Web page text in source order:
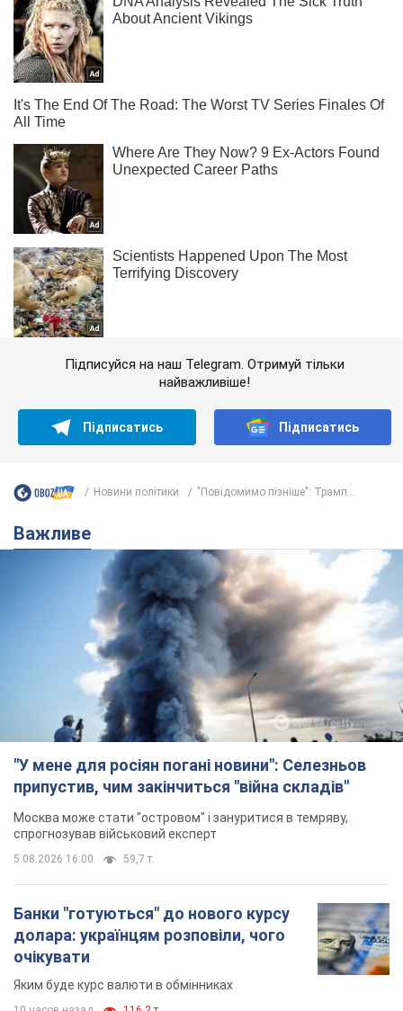
Підписуйся на наш Telegram. Отримуй тільки
найважливіше!
Підписатись Підписатись
Новини політики "Повідомимо пізніше": Трамп...
Важливе
"У мене для росіян погані новини": Селезньов
припустив, чим закінчиться "війна складів"
Москва може стати "островом" і зануритися в темряву,
спрогнозував військовий експерт
5.08.2026 16:00 59,7 т.
Банки "готуються" до нового курсу
долара: українцям розповіли, чого
очікувати
Яким буде курс валюти в обмінниках